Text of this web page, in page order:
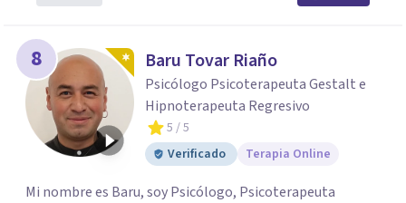
8 Baru Tovar Riaño
Psicólogo Psicoterapeuta Gestalt e
Hipnoterapeuta Regresivo
5 / 5
Verificado
Terapia Online
Mi nombre es Baru, soy Psicólogo, Psicoterapeuta